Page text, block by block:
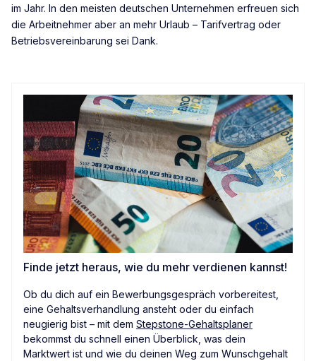
im Jahr. In den meisten deutschen Unternehmen erfreuen sich
die Arbeitnehmer aber an mehr Urlaub – Tarifvertrag oder
Betriebsvereinbarung sei Dank.
Finde jetzt heraus, wie du mehr verdienen kannst!
Ob du dich auf ein Bewerbungsgespräch vorbereitest,
eine Gehaltsverhandlung ansteht oder du einfach
neugierig bist – mit dem Stepstone-Gehaltsplaner
bekommst du schnell einen Überblick, was dein
Marktwert ist und wie du deinen Weg zum Wunschgehalt